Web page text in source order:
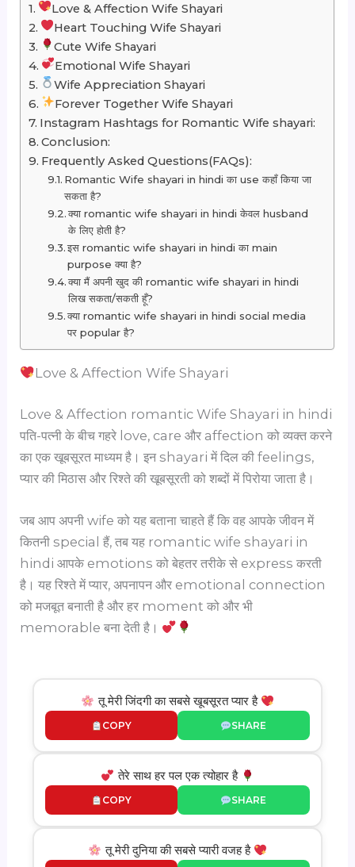
Love & Affection Wife Shayari
Heart Touching Wife Shayari
Cute Wife Shayari
Emotional Wife Shayari
Wife Appreciation Shayari
Forever Together Wife Shayari
Instagram Hashtags for Romantic Wife shayari:
Conclusion:
Frequently Asked Questions(FAQs):
Romantic Wife shayari in hindi का use कहाँ किया जा
सकता है?
क्या romantic wife shayari in hindi केवल husband
के लिए होती है?
इस romantic wife shayari in hindi का main
purpose क्या है?
क्या मैं अपनी खुद की romantic wife shayari in hindi
लिख सकता/सकती हूँ?
क्या romantic wife shayari in hindi social media
पर popular है?
Love & Affection Wife Shayari
Love & Affection romantic Wife Shayari in hindi
पति-पत्नी के बीच गहरे love, care और affection को व्यक्त करने
का एक खूबसूरत माध्यम है। इन shayari में दिल की feelings,
प्यार की मिठास और रिश्ते की खूबसूरती को शब्दों में पिरोया जाता है।
जब आप अपनी wife को यह बताना चाहते हैं कि वह आपके जीवन में
कितनी special हैं, तब यह romantic wife shayari in
hindi आपके emotions को बेहतर तरीके से express करती
है। यह रिश्ते में प्यार, अपनापन और emotional connection
को मजबूत बनाती है और हर moment को और भी
memorable बना देती है।
तू मेरी जिंदगी का सबसे खूबसूरत प्यार है
COPY SHARE
तेरे साथ हर पल एक त्योहार है
COPY SHARE
तू मेरी दुनिया की सबसे प्यारी वजह है